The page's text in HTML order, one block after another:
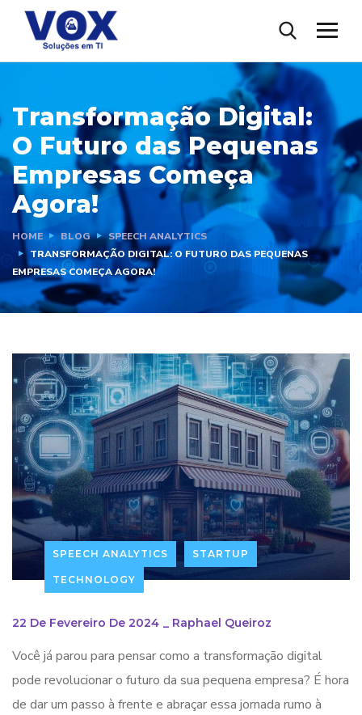
Transformação Digital:
O Futuro das Pequenas
Empresas Começa
Agora!
HOME BLOG
SPEECH ANALYTICS
TRANSFORMAÇÃO DIGITAL: O FUTURO DAS PEQUENAS
EMPRESAS COMEÇA AGORA!
SPEECH ANALYTICS STARTUP
TECHNOLOGY
22 De Fevereiro De 2024 _ Raphael Queiroz
Você já parou para pensar como a transformação digital
pode revolucionar o futuro da sua pequena empresa? É hora
de dar um passo à frente e abraçar essa jornada rumo à